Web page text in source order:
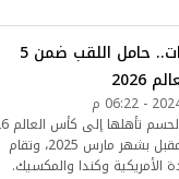
مع اشتعال التصفيات.. حامل اللقب ضمن 5
تستعد
في التوقف الدولي المقبل بشهر مارس 2025، وتقام
الأمريكية وكندا والمكسيك.